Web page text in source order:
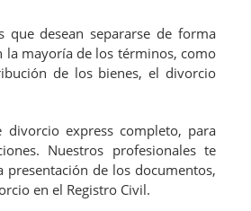
que desean separarse de forma
la mayoría de los términos, como
de los bienes, el divorcio
divorcio express completo, para
Nuestros profesionales te
de los documentos,
en el Registro Civil.